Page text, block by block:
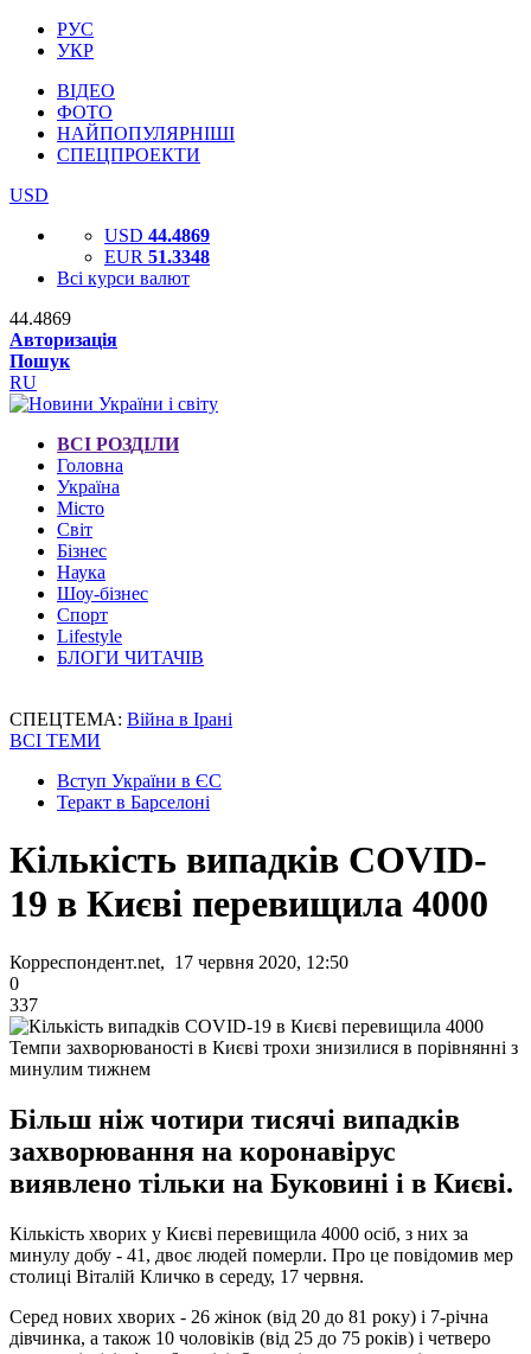
РУС
УКР
ВІДЕО
ФОТО
НАЙПОПУЛЯРНІШІ
СПЕЦПРОЕКТИ
USD
USD 44.4869
EUR 51.3348
Всі курси валют
44.4869
Авторизація
Пошук
RU
ВСІ РОЗДІЛИ
Головна
Україна
Місто
Світ
Бізнес
Наука
Шоу-бізнес
Спорт
Lifestyle
БЛОГИ ЧИТАЧІВ
СПЕЦТЕМА: Війна в Ірані
ВСІ ТЕМИ
Вступ України в ЄС
Теракт в Барселоні
Кількість випадків COVID-
19 в Києві перевищила 4000
Корреспондент.net, 17 червня 2020, 12:50
0
337
Темпи захворюваності в Києві трохи знизилися в порівнянні з
минулим тижнем
Більш ніж чотири тисячі випадків
захворювання на коронавірус
виявлено тільки на Буковині і в Києві.
Кількість хворих у Києві перевищила 4000 осіб, з них за
минулу добу - 41, двоє людей померли. Про це повідомив мер
столиці Віталій Кличко в середу, 17 червня.
Серед нових хворих - 26 жінок (від 20 до 81 року) і 7-річна
дівчинка, а також 10 чоловіків (від 25 до 75 років) і четверо